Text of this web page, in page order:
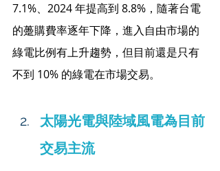
7.1%、2024 年提高到 8.8%，隨著台電
的躉購費率逐年下降，進入自由市場的
綠電比例有上升趨勢，但目前還是只有
不到 10% 的綠電在市場交易。
太陽光電與陸域風電為目前
交易主流